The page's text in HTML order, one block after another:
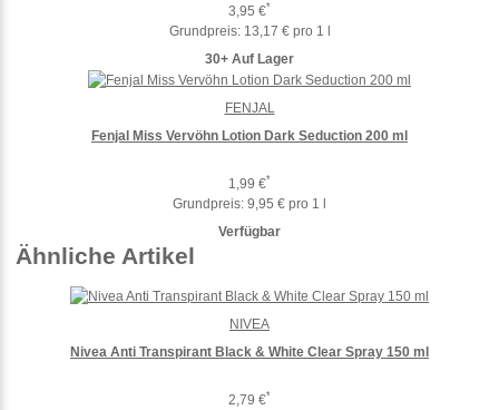
3,95 €*
Grundpreis: 13,17 € pro 1 l
30+ Auf Lager
Fenjal Miss Vervöhn Lotion Dark Seduction 200 ml
1,99 €*
Grundpreis: 9,95 € pro 1 l
Verfügbar
FENJAL
Ähnliche Artikel
Nivea Anti Transpirant Black & White Clear Spray 150 ml
2,79 €*
NIVEA